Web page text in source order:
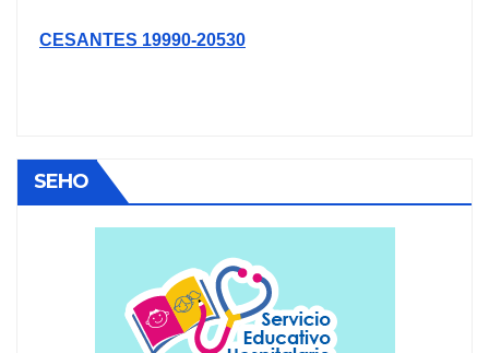
CESANTES 19990-20530
SEHO